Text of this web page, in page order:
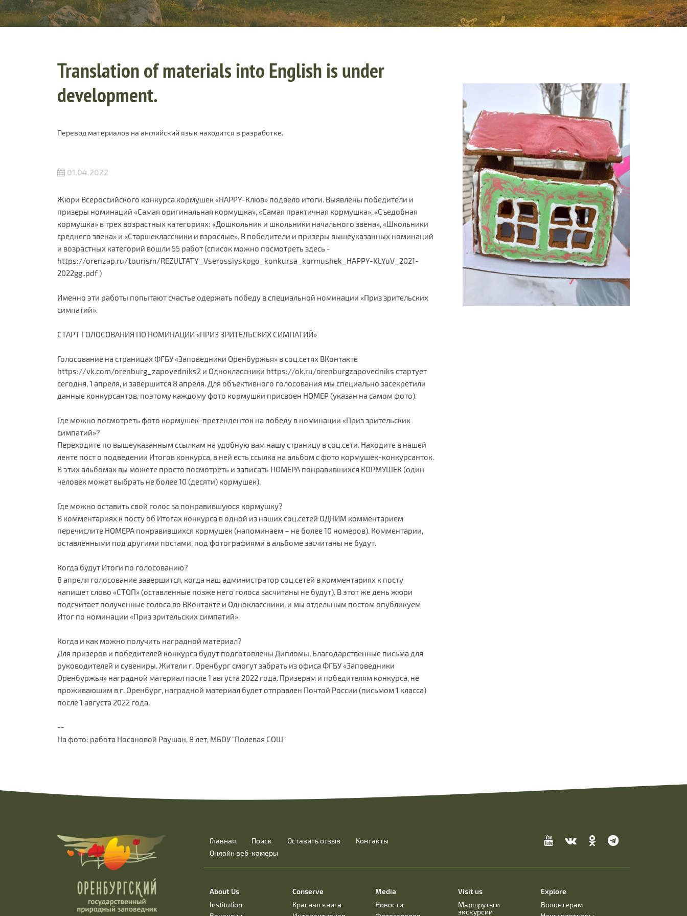
Translation of materials into English is under
development.
Перевод материалов на английский язык находится в разработке.
01.04.2022
Жюри Всероссийского конкурса кормушек «HAPPY-Клюв» подвело итоги. Выявлены победители и
призеры номинаций «Самая оригинальная кормушка», «Самая практичная кормушка», «Съедобная
кормушка» в трех возрастных категориях: «Дошкольник и школьники начального звена», «Школьники
среднего звена» и «Старшеклассники и взрослые». В победители и призеры вышеуказанных номинаций
и возрастных категорий вошли 55 работ (список можно посмотреть здесь -
https://orenzap.ru/tourism/REZULTATY_Vserossiyskogo_konkursa_kormushek_HAPPY-KLYuV_2021-
2022gg..pdf )
Именно эти работы попытают счастье одержать победу в специальной номинации «Приз зрительских
симпатий».
СТАРТ ГОЛОСОВАНИЯ ПО НОМИНАЦИИ «ПРИЗ ЗРИТЕЛЬСКИХ СИМПАТИЙ»
Голосование на страницах ФГБУ «Заповедники Оренбуржья» в соц.сетях ВКонтакте
https://vk.com/orenburg_zapovedniks2 и Одноклассники https://ok.ru/orenburgzapovedniks стартует
сегодня, 1 апреля, и завершится 8 апреля. Для объективного голосования мы специально засекретили
данные конкурсантов, поэтому каждому фото кормушки присвоен НОМЕР (указан на самом фото).
Где можно посмотреть фото кормушек-претенденток на победу в номинации «Приз зрительских
симпатий»?
Переходите по вышеуказанным ссылкам на удобную вам нашу страницу в соц.сети. Находите в нашей
ленте пост о подведении Итогов конкурса, в ней есть ссылка на альбом с фото кормушек-конкурсанток.
В этих альбомах вы можете просто посмотреть и записать НОМЕРА понравившихся КОРМУШЕК (один
человек может выбрать не более 10 (десяти) кормушек).
Где можно оставить свой голос за понравившуюся кормушку?
В комментариях к посту об Итогах конкурса в одной из наших соц.сетей ОДНИМ комментарием
перечислите НОМЕРА понравившихся кормушек (напоминаем – не более 10 номеров). Комментарии,
оставленными под другими постами, под фотографиями в альбоме засчитаны не будут.
Когда будут Итоги по голосованию?
8 апреля голосование завершится, когда наш администратор соц.сетей в комментариях к посту
напишет слово «СТОП» (оставленные позже него голоса засчитаны не будут). В этот же день жюри
подсчитает полученные голоса во ВКонтакте и Одноклассники, и мы отдельным постом опубликуем
Итог по номинации «Приз зрительских симпатий».
Когда и как можно получить наградной материал?
Для призеров и победителей конкурса будут подготовлены Дипломы, Благодарственные письма для
руководителей и сувениры. Жители г. Оренбург смогут забрать из офиса ФГБУ «Заповедники
Оренбуржья» наградной материал после 1 августа 2022 года. Призерам и победителям конкурса, не
проживающим в г. Оренбург, наградной материал будет отправлен Почтой России (письмом 1 класса)
после 1 августа 2022 года.
--
На фото: работа Носановой Раушан, 8 лет, МБОУ "Полевая СОШ"
Главная Поиск Оставить отзыв
Контакты
Онлайн веб-камеры
About Us
Institution
Conserve
Красная книга
Media
Новости
Visit us
Маршруты и
экскурсии
Explore
Волонтерам